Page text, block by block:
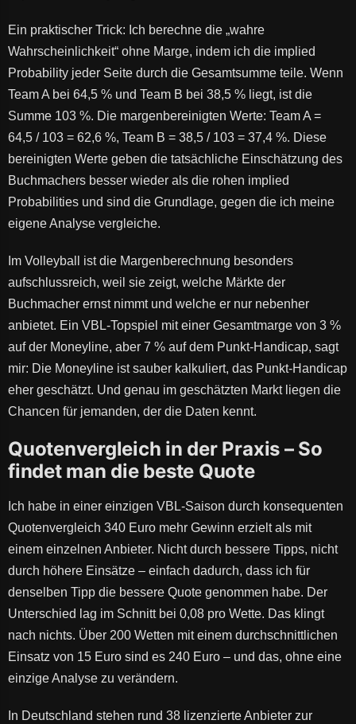
Ein praktischer Trick: Ich berechne die „wahre
Wahrscheinlichkeit“ ohne Marge, indem ich die implied
Probability jeder Seite durch die Gesamtsumme teile. Wenn
Team A bei 64,5 % und Team B bei 38,5 % liegt, ist die
Summe 103 %. Die margenbereinigten Werte: Team A =
64,5 / 103 = 62,6 %, Team B = 38,5 / 103 = 37,4 %. Diese
bereinigten Werte geben die tatsächliche Einschätzung des
Buchmachers besser wieder als die rohen implied
Probabilities und sind die Grundlage, gegen die ich meine
eigene Analyse vergleiche.
Im Volleyball ist die Margenberechnung besonders
aufschlussreich, weil sie zeigt, welche Märkte der
Buchmacher ernst nimmt und welche er nur nebenher
anbietet. Ein VBL-Topspiel mit einer Gesamtmarge von 3 %
auf der Moneyline, aber 7 % auf dem Punkt-Handicap, sagt
mir: Die Moneyline ist sauber kalkuliert, das Punkt-Handicap
eher geschätzt. Und genau im geschätzten Markt liegen die
Chancen für jemanden, der die Daten kennt.
Quotenvergleich in der Praxis – So
findet man die beste Quote
Ich habe in einer einzigen VBL-Saison durch konsequenten
Quotenvergleich 340 Euro mehr Gewinn erzielt als mit
einem einzelnen Anbieter. Nicht durch bessere Tipps, nicht
durch höhere Einsätze – einfach dadurch, dass ich für
denselben Tipp die bessere Quote genommen habe. Der
Unterschied lag im Schnitt bei 0,08 pro Wette. Das klingt
nach nichts. Über 200 Wetten mit einem durchschnittlichen
Einsatz von 15 Euro sind es 240 Euro – und das, ohne eine
einzige Analyse zu verändern.
In Deutschland stehen rund 38 lizenzierte Anbieter zur